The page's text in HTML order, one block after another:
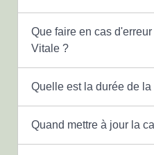
Que faire en cas
Vitale ?
Quelle est la durée de
Quand mettre à jour la